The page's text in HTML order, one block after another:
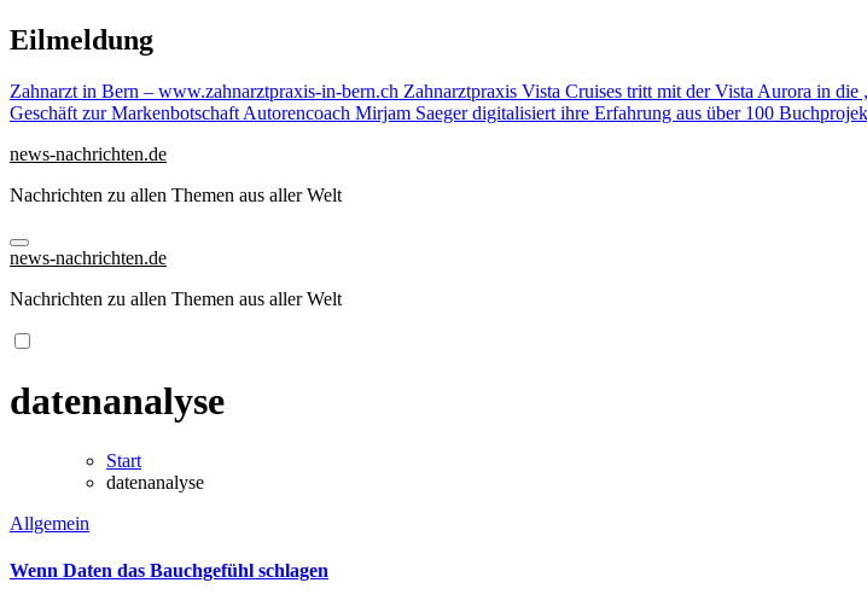
Zu
Inhalten
Eilmeldung
Zahnarzt in Bern – www.zahnarztpraxis-in-bern.ch Zahnarztpraxis Vista Cruises tritt mit der Vista Aurora in die
Geschäft zur Markenbotschaft Autorencoach Mirjam Saeger digitalisiert ihre Erfahrung aus über 100
news-nachrichten.de
Nachrichten zu allen Themen aus aller Welt
news-nachrichten.de
Nachrichten zu allen Themen aus aller Welt
datenanalyse
Start
datenanalyse
Allgemein
Wenn Daten das Bauchgefühl schlagen